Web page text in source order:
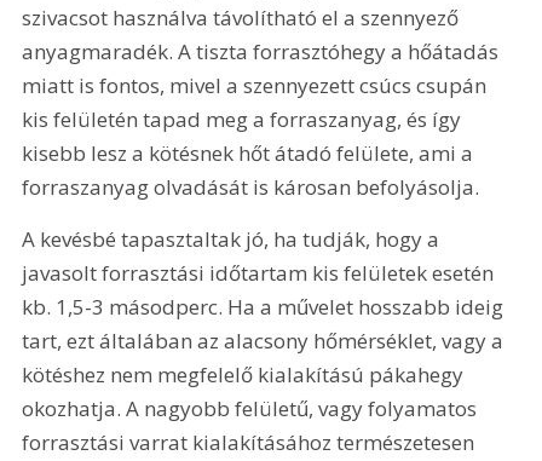
szivacsot használva távolítható el a szennyező
anyagmaradék. A tiszta forrasztóhegy a hőátadás
miatt is fontos, mivel a szennyezett csúcs csupán
kis felületén tapad meg a forraszanyag, és így
kisebb lesz a kötésnek hőt átadó felülete, ami a
forraszanyag olvadását is károsan befolyásolja.
A kevésbé tapasztaltak jó, ha tudják, hogy a
javasolt forrasztási időtartam kis felületek esetén
kb. 1,5-3 másodperc. Ha a művelet hosszabb ideig
tart, ezt általában az alacsony hőmérséklet, vagy a
kötéshez nem megfelelő kialakítású pákahegy
okozhatja. A nagyobb felületű, vagy folyamatos
forrasztási varrat kialakításához természetesen